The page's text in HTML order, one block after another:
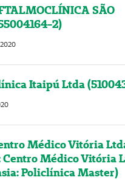
SÃO
2)
Itaipú Ltda
Médico Vitória
Centro Médico Vitória
Policlínica Master)